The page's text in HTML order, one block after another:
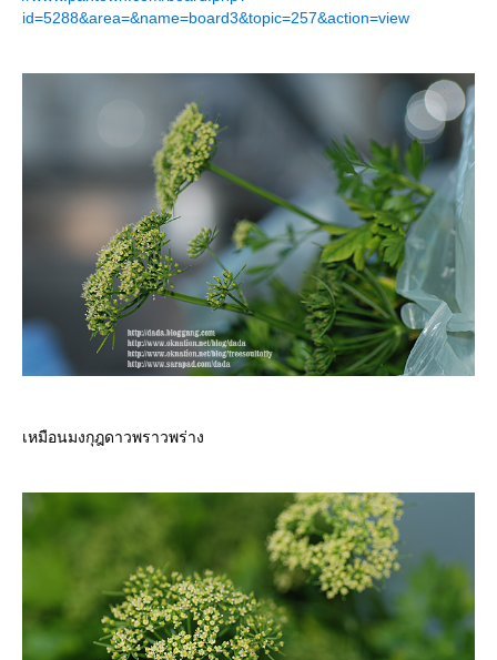
id=5288&area=&name=board3&topic=257&action=view
เหมือนมงกุฎดาวพราวพร่าง